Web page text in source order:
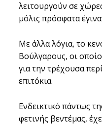
λειτουργούν σε
µόλις πρόσφατα
Με άλλα λόγια, το
Βούλγαρους, οι
για την τρέχουσα
επιτόκια.
Ενδεικτικό πάντως
φετινής βεντέµας,